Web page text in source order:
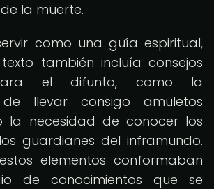
la muerte.
como una guía espiritual,
también incluía consejos
el difunto, como la
llevar consigo amuletos
la necesidad de conocer los
guardianes del inframundo.
elementos conformaban
de conocimientos que se